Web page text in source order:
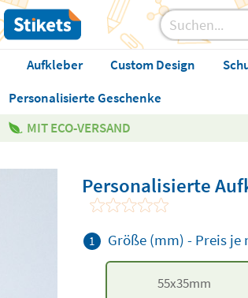
Aufkleber Custom Design
Personalisierte Geschenke
MIT ECO-VERSAND
Personalisierte
1 Größe (mm) - Preis je
55x35mm